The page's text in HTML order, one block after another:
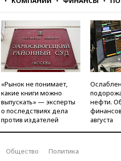
«Рынок не понимает,
какие книги можно
выпускать» — эксперты
о последствиях дела
против издателей
нефти.
августа
Общество Политика